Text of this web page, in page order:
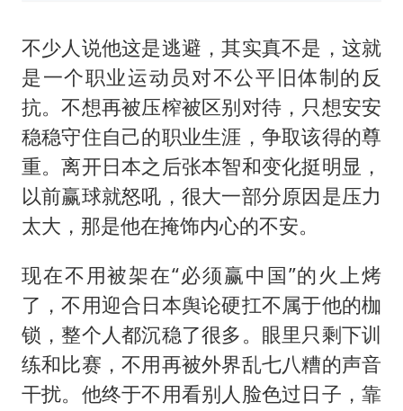
不少人说他这是逃避，其实真不是，这就
是一个职业运动员对不公平旧体制的反
抗。不想再被压榨被区别对待，只想安安
稳稳守住自己的职业生涯，争取该得的尊
重。离开日本之后张本智和变化挺明显，
以前赢球就怒吼，很大一部分原因是压力
太大，那是他在掩饰内心的不安。
现在不用被架在“必须赢中国”的火上烤
了，不用迎合日本舆论硬扛不属于他的枷
锁，整个人都沉稳了很多。眼里只剩下训
练和比赛，不用再被外界乱七八糟的声音
干扰。他终于不用看别人脸色过日子，靠